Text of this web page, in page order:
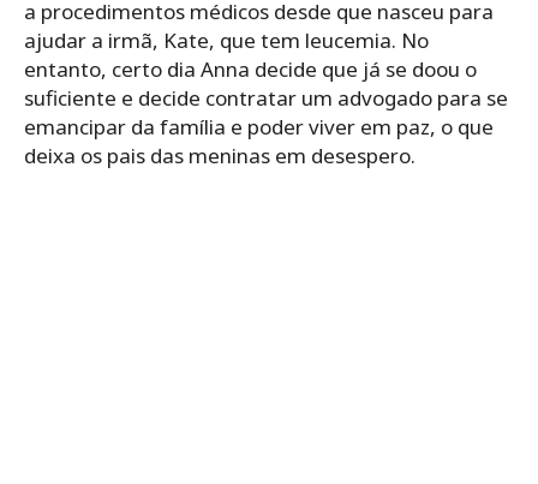
a procedimentos médicos desde que nasceu para
ajudar a irmã, Kate, que tem leucemia. No
entanto, certo dia Anna decide que já se doou o
suficiente e decide contratar um advogado para se
emancipar da família e poder viver em paz, o que
deixa os pais das meninas em desespero.